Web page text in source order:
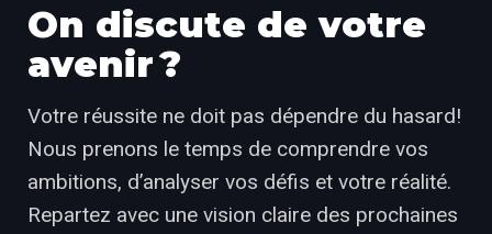
On discute de votre
avenir ?
Votre réussite ne doit pas dépendre du hasard!
Nous prenons le temps de comprendre vos
ambitions, d’analyser vos défis et votre réalité.
Repartez avec une vision claire des prochaines